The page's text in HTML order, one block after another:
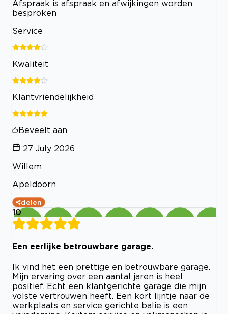
Afspraak is afspraak en afwijkingen worden
besproken
Service
Kwaliteit
Klantvriendelijkheid
Beveelt aan
27 July 2026
Willem
Apeldoorn
delen
10
Een eerlijke betrouwbare garage.
Ik vind het een prettige en betrouwbare garage.
Mijn ervaring over een aantal jaren is heel
positief. Echt een klantgerichte garage die mijn
volste vertrouwen heeft. Een kort lijntje naar de
werkplaats en service gerichte balie is een